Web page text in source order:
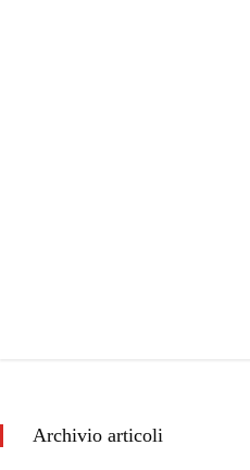
Archivio articoli